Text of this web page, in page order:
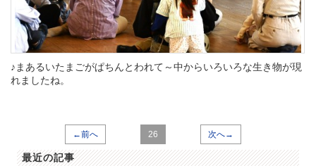
♪まあるいたまごがぱちんとわれて～中からいろいろな生き物が現
れましたね。
←前へ 26 次へ→
最近の記事